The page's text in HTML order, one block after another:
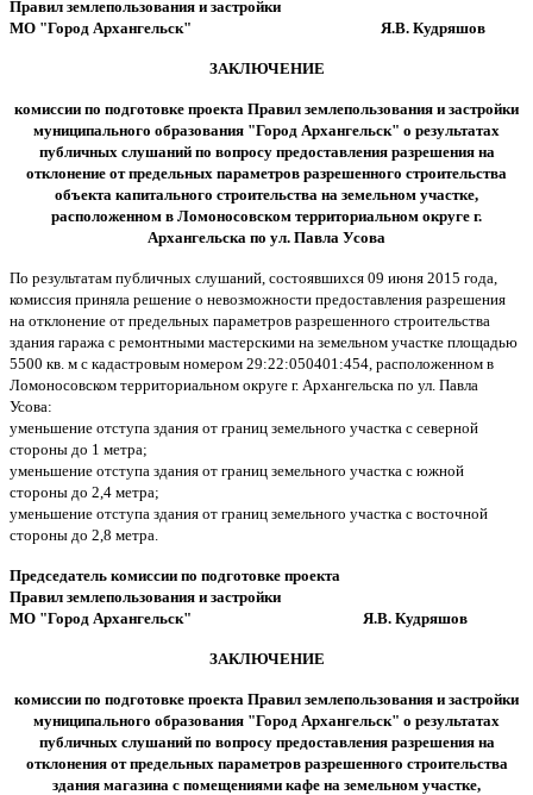
Правил землепользования и застройки
МО "Город Архангельск" Я.В. Кудряшов
ЗАКЛЮЧЕНИЕ
комиссии по подготовке проекта Правил землепользования и застройки
муниципального образования "Город Архангельск" о результатах
публичных слушаний по вопросу предоставления разрешения на
отклонение от предельных параметров разрешенного строительства
объекта капитального строительства на земельном участке,
расположенном в Ломоносовском территориальном округе г.
Архангельска по ул. Павла Усова
По результатам публичных слушаний, состоявшихся 09 июня 2015 года,
комиссия приняла решение о невозможности предоставления разрешения
на отклонение от предельных параметров разрешенного строительства
здания гаража с ремонтными мастерскими на земельном участке площадью
5500 кв. м с кадастровым номером 29:22:050401:454, расположенном в
Ломоносовском территориальном округе г. Архангельска по ул. Павла
Усова:
уменьшение отступа здания от границ земельного участка с северной
стороны до 1 метра;
уменьшение отступа здания от границ земельного участка с южной
стороны до 2,4 метра;
уменьшение отступа здания от границ земельного участка с восточной
стороны до 2,8 метра.
Председатель комиссии по подготовке проекта
Правил землепользования и застройки
МО "Город Архангельск" Я.В. Кудряшов
ЗАКЛЮЧЕНИЕ
комиссии по подготовке проекта Правил землепользования и застройки
муниципального образования "Город Архангельск" о результатах
публичных слушаний по вопросу предоставления разрешения на
отклонения от предельных параметров разрешенного строительства
здания магазина с помещениями кафе на земельном участке,